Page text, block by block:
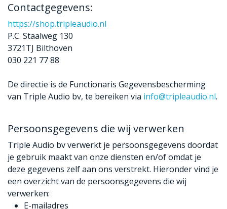
Contactgegevens:
https://shop.tripleaudio.nl
P.C. Staalweg 130
3721TJ Bilthoven
030 221 77 88
De directie is de Functionaris Gegevensbescherming
van Triple Audio bv, te bereiken via info@tripleaudio.nl.
Persoonsgegevens die wij verwerken
Triple Audio bv verwerkt je persoonsgegevens doordat
je gebruik maakt van onze diensten en/of omdat je
deze gegevens zelf aan ons verstrekt. Hieronder vind je
een overzicht van de persoonsgegevens die wij
verwerken:
E-mailadres